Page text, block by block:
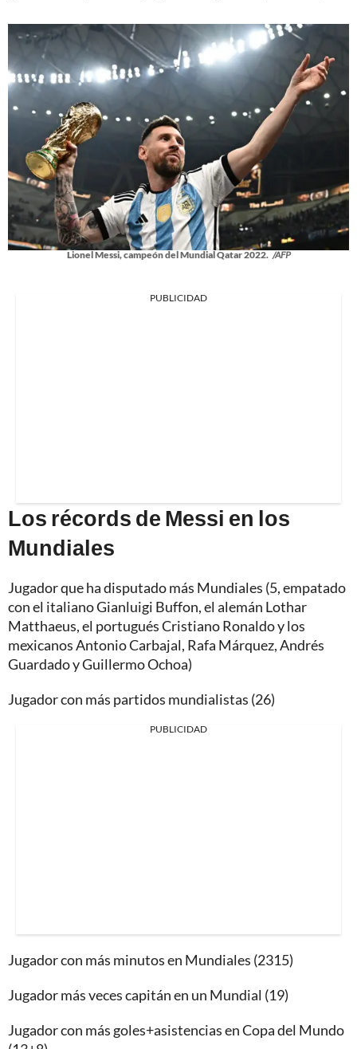
Lionel Messi, campeón del Mundial Qatar 2022. /AFP
PUBLICIDAD
Los récords de Messi en los
Mundiales
Jugador que ha disputado más Mundiales (5, empatado
con el italiano Gianluigi Buffon, el alemán Lothar
Matthaeus, el portugués Cristiano Ronaldo y los
mexicanos Antonio Carbajal, Rafa Márquez, Andrés
Guardado y Guillermo Ochoa)
Jugador con más partidos mundialistas (26)
PUBLICIDAD
Jugador con más minutos en Mundiales (2315)
Jugador más veces capitán en un Mundial (19)
Jugador con más goles+asistencias en Copa del Mundo